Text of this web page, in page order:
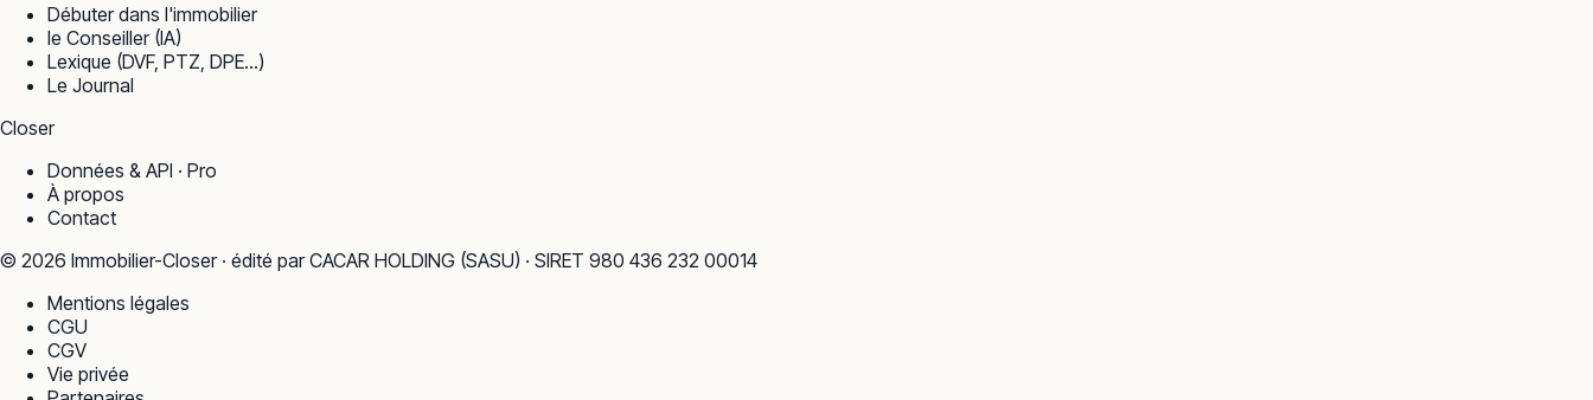
Débuter dans l'immobilier
le Conseiller (IA)
Lexique (DVF, PTZ, DPE…)
Le Journal
Closer
Données & API · Pro
À propos
Contact
© 2026 Immobilier-Closer · édité par CACAR HOLDING (SASU) · SIRET 980 436 232 00014
Mentions légales
CGU
CGV
Vie privée